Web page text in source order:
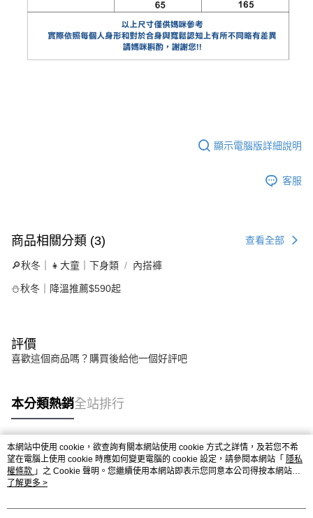
顯示電腦版詳細說明
客服
商品相關分類 (3) 查看全部
🔎秋冬｜👧大童｜下身類 內搭褲
⛄秋冬｜降溫推薦$590起
評價
喜歡這個商品嗎？購買後給他一個好評吧
本分類熱銷全站排行
熱門標籤
本網站中使用 cookie，欲查詢有關本網站使用 cookie 方式之詳情，及若您不希
望在電腦上使用 cookie 時應如何變更電腦的 cookie 設定，請參閱本網站「 隱私
權條款 」之 Cookie 聲明。您繼續使用本網站即表示您同意本公司得按本網站使
用條款之 Cookie 聲明使用 cookie。
了解更多 >